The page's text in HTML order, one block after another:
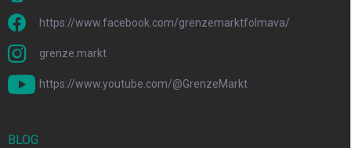
https://www.facebook.com/grenzemarktfolmava/
grenze.markt
https://www.youtube.com/@GrenzeMarkt
BLOG